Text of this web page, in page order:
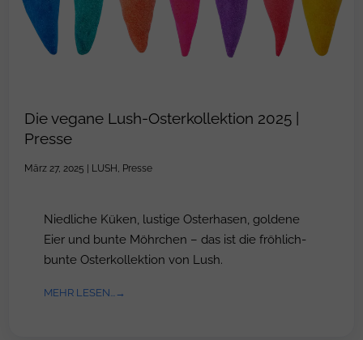
Die vegane Lush-Osterkollektion 2025 |
Presse
März 27, 2025 LUSH , Presse
Niedliche Küken, lustige Osterhasen, goldene
Eier und bunte Möhrchen – das ist die fröhlich-
bunte Osterkollektion von Lush.
MEHR LESEN...